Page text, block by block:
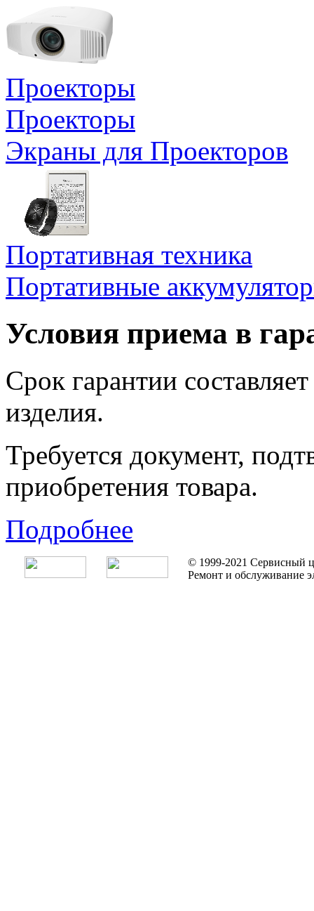
Проекторы
Проекторы
Экраны для Проекторов
Портативная техника
Портативные
Условия приема в
Срок гарантии
изделия.
Требуется документ,
приобретения товара.
Подробнее
© 1999-2021 Сервисный
Ремонт и обслуживание